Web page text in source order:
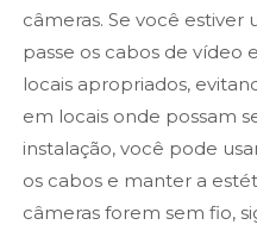
câmeras. Se você estiver
passe os cabos de vídeo
locais apropriados,
em locais onde possam
instalação, você pode
os cabos e manter a
câmeras forem sem fio,